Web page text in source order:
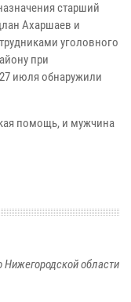
старший
Ахаршаев и
уголовного
при
июля обнаружили
помощь, и мужчина
области